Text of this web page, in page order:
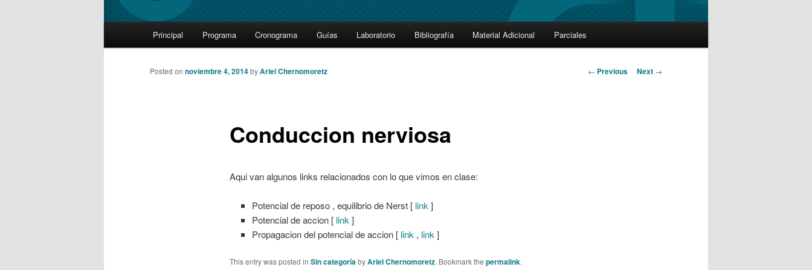
Skip
to
Principal Programa Cronograma Guías Laboratorio Bibliografía Material Adicional Parciales
Post
← Previous Next →
Conduccion nerviosa
Posted on noviembre 4, 2014byAriel Chernomoretz
Aqui van algunos links relacionados con lo que vimos en clase:
Potencial de reposo , equilibrio de Nerst [ link]
Potencial de accion [ link]
Propagacion del potencial de accion [ link , link ]
This entry was posted in Sin categoríabyAriel Chernomoretz. Bookmark the permalink.